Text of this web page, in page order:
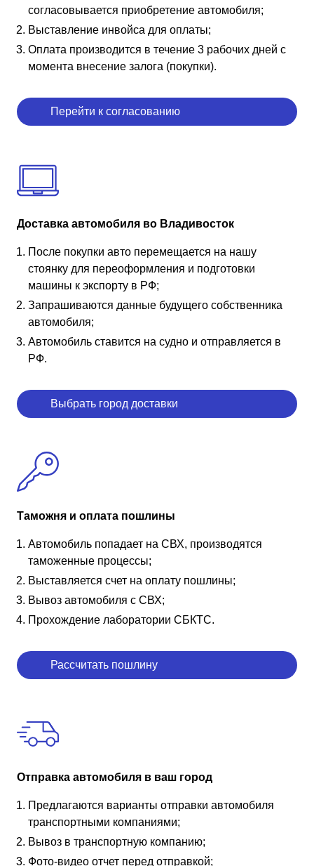
согласовывается приобретение автомобиля;
Выставление инвойса для оплаты;
Оплата производится в течение 3 рабочих дней с
момента внесение залога (покупки).
Перейти к согласованию
Доставка автомобиля во Владивосток
После покупки авто перемещается на нашу
стоянку для переоформления и подготовки
машины к экспорту в РФ;
Запрашиваются данные будущего собственника
автомобиля;
Автомобиль ставится на судно и отправляется в
РФ.
Выбрать город доставки
Таможня и оплата пошлины
Автомобиль попадает на СВХ, производятся
таможенные процессы;
Выставляется счет на оплату пошлины;
Вывоз автомобиля с СВХ;
Прохождение лаборатории СБКТС.
Рассчитать пошлину
Отправка автомобиля в ваш город
Предлагаются варианты отправки автомобиля
транспортными компаниями;
Вывоз в транспортную компанию;
Фото-видео отчет перед отправкой;